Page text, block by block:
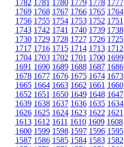
1782 1781 1780 1779 1778 1777
1769 1768 1767 1766 1765 1764
1756 1755 1754 1753 1752 1751
1743 1742 1741 1740 1739 1738
1730 1729 1728 1727 1726 1725
1717 1716 1715 1714 1713 1712
1704 1703 1702 1701 1700 1699
1691 1690 1689 1688 1687 1686
1678 1677 1676 1675 1674 1673
1665 1664 1663 1662 1661 1660
1652 1651 1650 1649 1648 1647
1639 1638 1637 1636 1635 1634
1626 1625 1624 1623 1622 1621
1613 1612 1611 1610 1609 1608
1600 1599 1598 1597 1596 1595
1587 1586 1585 1584 1583 1582